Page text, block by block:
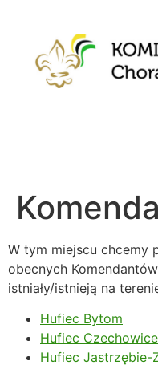
W tym miejscu chcemy
obecnych
istniały/istnieją na
Hufiec Bytom
Hufiec
Hufiec Jastrzębie-